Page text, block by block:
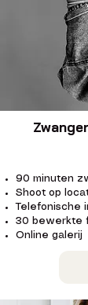
90 minuten
Shoot op
Telefonische
30 bewerkte
Online galerij